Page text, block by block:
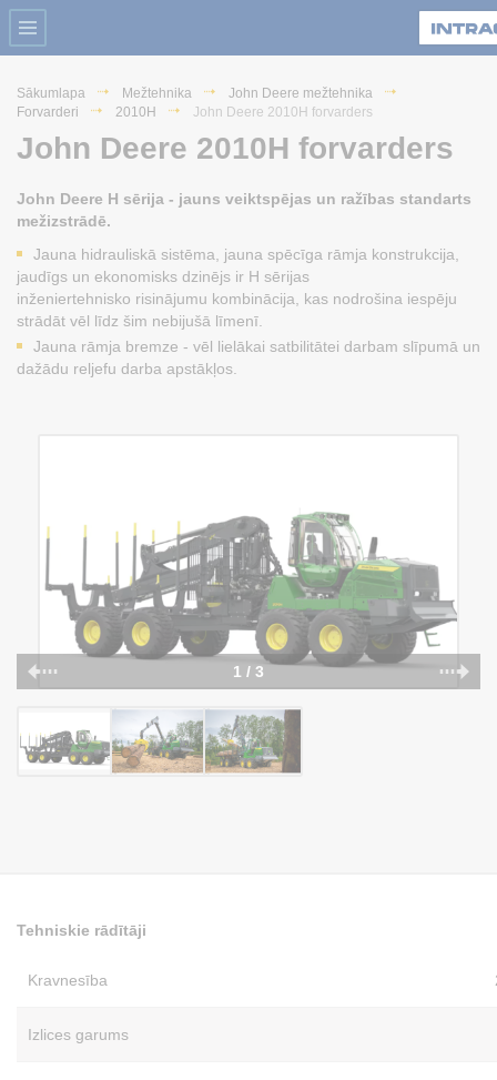
Sākumlapa Mežtehnika
John Deere mežtehnika
Forvarderi
2010H John Deere 2010H forvarders
John Deere 2010H forvarders
John Deere H sērija - jauns veiktspējas un ražības standarts
mežizstrādē.
Jauna hidrauliskā sistēma, jauna spēcīga rāmja konstrukcija,
jaudīgs un ekonomisks dzinējs ir H sērijas
inženiertehnisko risinājumu kombinācija, kas nodrošina iespēju
strādāt vēl līdz šim nebijušā līmenī.
Jauna rāmja bremze - vēl lielākai satbilitātei darbam slīpumā un
dažādu reljefu darba apstākļos.
1 / 3
Tehniskie rādītāji
Kravnesība
Izlices garums